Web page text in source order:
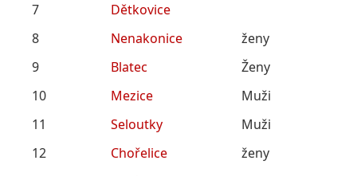
7
Dětkovice
8
Nenakonice
ženy
9
Blatec
Ženy
10
Mezice
Muži
11
Seloutky
Muži
12
Chořelice
ženy